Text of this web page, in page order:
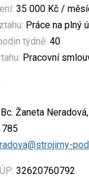
35 000 Kč /
Práce na plný
týdně: 40
Pracovní
Bc. Žaneta
32620760792